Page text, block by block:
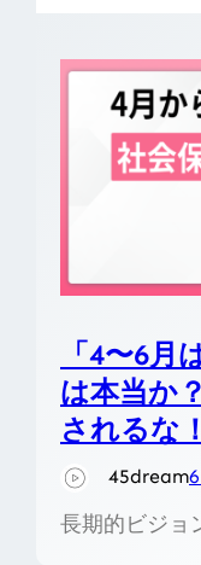
「4〜6月
は本当か
されるな！
45dream
長期的ビジョ